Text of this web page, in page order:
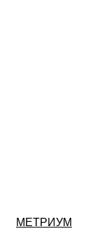
МЕТРИУМ